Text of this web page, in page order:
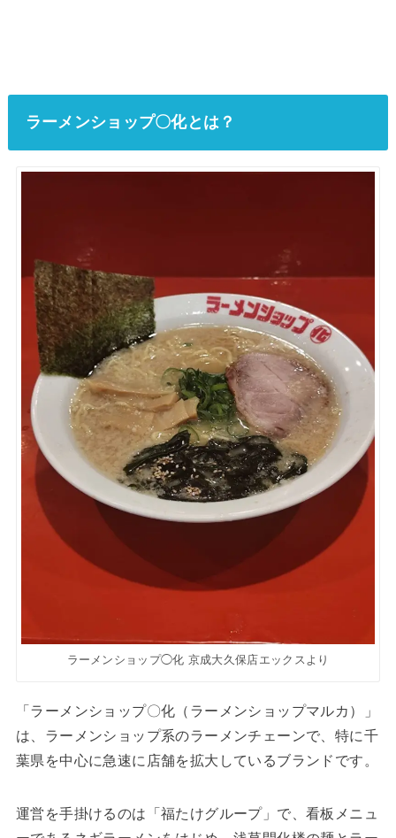
ラーメンショップ〇化とは？
ラーメンショップ◯化 京成大久保店エックスより
「ラーメンショップ〇化（ラーメンショップマルカ）」
は、ラーメンショップ系のラーメンチェーンで、特に千
葉県を中心に急速に店舗を拡大しているブランドです。
運営を手掛けるのは「福たけグループ」で、看板メニュ